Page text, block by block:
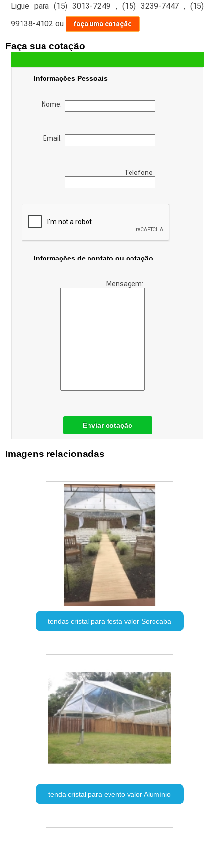
Ligue para(15) 3013-7249 , (15) 3239-7447 ,(15)
99138-4102 ou faça uma cotação
Faça sua cotação
Informações Pessoais
Nome:
Email:
Telefone:
Informações de contato ou cotação
Mensagem:
Enviar cotação
Imagens relacionadas
tendas cristal para festa valor Sorocaba
tenda cristal para evento valor Alumínio